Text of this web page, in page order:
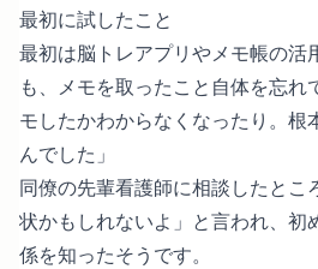
最初に試したこと
最初は脳トレアプリやメモ帳の活
も、メモを取ったこと自体を忘れ
モしたかわからなくなったり。根
んでした」
同僚の先輩看護師に相談したとこ
状かもしれないよ」と言われ、初
係を知ったそうです。